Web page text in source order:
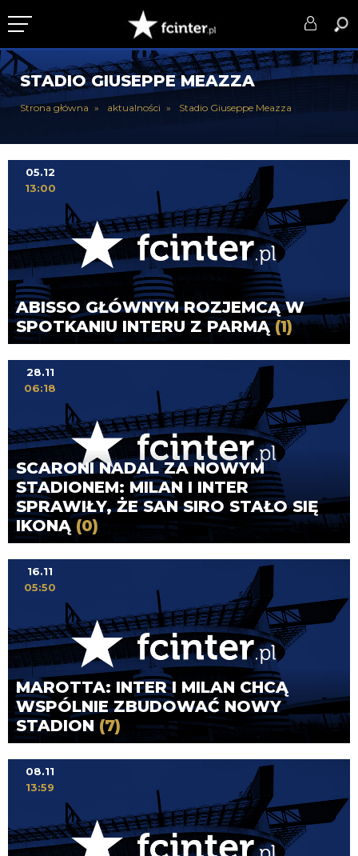
KLUB
DRUŻYNA
PUCHARY
DLA TIFOSICH
SERWIS
STADIO GIUSEPPE MEAZZA
Strona główna aktualności Stadio Giuseppe Meazza
ABISSO GŁÓWNYM ROZJEMCĄ W
SPOTKANIU INTERU Z PARMĄ(1)
05.12
13:00
SCARONI NADAL ZA NOWYM
STADIONEM: MILAN I INTER
SPRAWIŁY, ŻE SAN SIRO STAŁO SIĘ
IKONĄ(0)
28.11
06:18
MAROTTA: INTER I MILAN CHCĄ
WSPÓLNIE ZBUDOWAĆ NOWY
STADION (7)
16.11
05:50
08.11
13:59